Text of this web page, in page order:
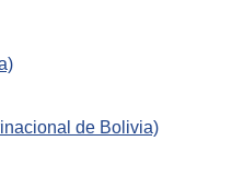
de Bolivia)